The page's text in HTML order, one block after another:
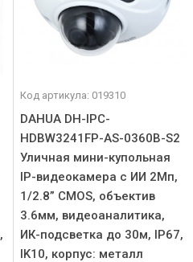
Код артикула: 019310
DAHUA DH-IPC-
HDBW3241FP-AS-0360B-S2
Уличная мини-купольная
IP-видеокамера с ИИ 2Мп,
1/2.8” CMOS, объектив
3.6мм, видеоаналитика,
ИК-подсветка до 30м, IP67,
IK10, корпус: металл